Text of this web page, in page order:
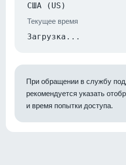
США (US)
Текущее время
Загрузка...
При обращении в службу
рекомендуется указать
и время попытки доступа.